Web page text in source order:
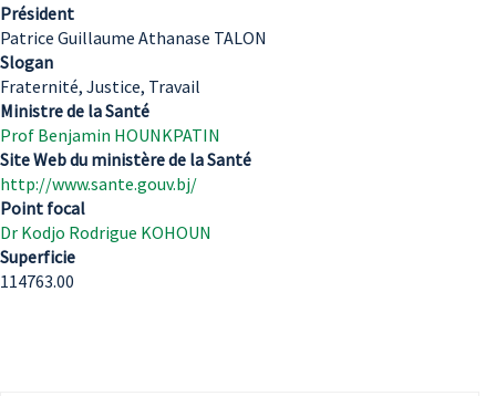
Président
Patrice Guillaume Athanase TALON
Slogan
Fraternité, Justice, Travail
Ministre de la Santé
Prof Benjamin HOUNKPATIN
Site Web du ministère de la Santé
http://www.sante.gouv.bj/
Point focal
Dr Kodjo Rodrigue KOHOUN
Superficie
114763.00